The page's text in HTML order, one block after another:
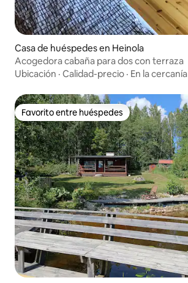
Casa de huéspedes en Heinola
Acogedora cabaña para dos con terraza
Ubicación · Calidad-precio · En la cercanía
Favorito entre huéspedes
Favorito entre huéspedes